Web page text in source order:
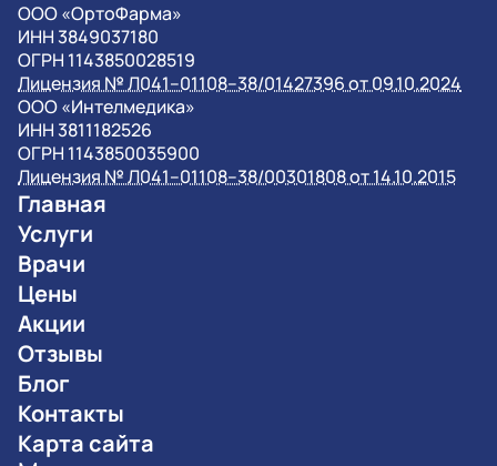
OOO «ОртоФарма»
ИНН 3849037180
ОГРН 1143850028519
Лицензия № Л041–01108–38/01427396 от 09.10.2024
OOO «Интелмедика»
ИНН 3811182526
ОГРН 1143850035900
Лицензия № Л041–01108–38/00301808 от 14.10.2015
Главная
Услуги
Врачи
Цены
Акции
Отзывы
Блог
Контакты
Карта сайта